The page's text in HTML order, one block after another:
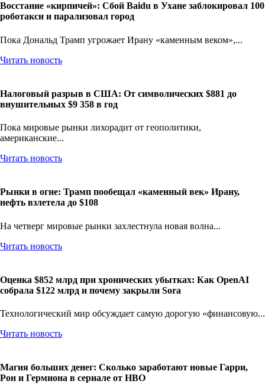
Восстание «кирпичей»: Сбой Baidu в Ухане заблокировал 100
роботакси и парализовал город
Пока Дональд Трамп угрожает Ирану «каменным веком»,...
Читать новость
Налоговый разрыв в США: От символических $881 до
внушительных $9 358 в год
Пока мировые рынки лихорадит от геополитики,
американские...
Читать новость
Рынки в огне: Трамп пообещал «каменный век» Ирану,
нефть взлетела до $108
На четверг мировые рынки захлестнула новая волна...
Читать новость
Оценка $852 млрд при хронических убытках: Как OpenAI
собрала $122 млрд и почему закрыли Sora
Технологический мир обсуждает самую дорогую «финансовую...
Читать новость
Магия больших денег: Сколько заработают новые Гарри,
Рон и Гермиона в сериале от HBO